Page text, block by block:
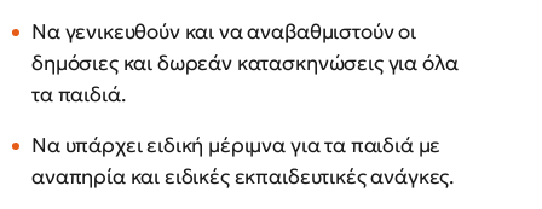
Να γενικευθούν και να αναβαθμιστούν οι
δημόσιες και δωρεάν κατασκηνώσεις για όλα
τα παιδιά.
Να υπάρχει ειδική μέριμνα για τα παιδιά με
αναπηρία και ειδικές εκπαιδευτικές ανάγκες.